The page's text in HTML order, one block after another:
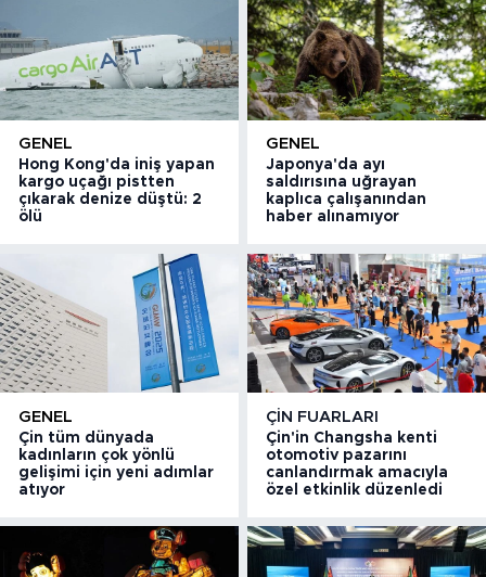
GENEL
Hong Kong'da iniş yapan
kargo uçağı pistten
çıkarak denize düştü: 2
ölü
GENEL
Japonya'da ayı
saldırısına uğrayan
kaplıca çalışanından
haber alınamıyor
GENEL
Çin tüm dünyada
kadınların çok yönlü
gelişimi için yeni adımlar
atıyor
ÇIN FUARLARI
Çin'in Changsha kenti
otomotiv pazarını
canlandırmak amacıyla
özel etkinlik düzenledi